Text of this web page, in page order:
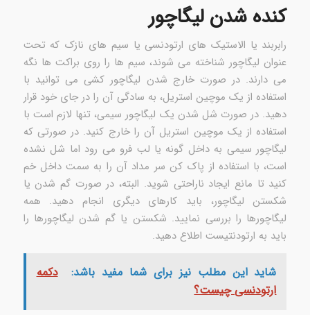
کنده شدن لیگاچور
رابربند یا الاستیک های ارتودنسی یا سیم های نازک که تحت
عنوان لیگاچور شناخته می شوند، سیم ها را روی براکت ها نگه
می دارند. در صورت خارج شدن لیگاچور کشی می توانید با
استفاده از یک موچین استریل، به سادگی آن را در جای خود قرار
دهید. در صورت شل شدن یک لیگاچور سیمی، تنها لازم است با
استفاده از یک موچین استریل آن را خارج کنید. در صورتی که
لیگاچور سیمی به داخل گونه یا لب فرو می رود اما شل نشده
است، با استفاده از پاک کن سر مداد آن را به سمت داخل خم
کنید تا مانع ایجاد ناراحتی شوید. البته، در صورت گم شدن یا
شکستن لیگاچور، باید کارهای دیگری انجام دهید. همه
لیگاچورها را بررسی نمایید. شکستن یا گم شدن لیگاچورها را
باید به ارتودنتیست اطلاع دهید.
شاید این مطلب نیز برای شما مفید باشد:
دکمه
ارتودنسی چیست؟